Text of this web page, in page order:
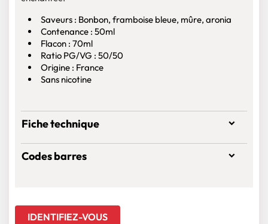
Saveurs : Bonbon, framboise bleue, mûre, aronia
Contenance : 50ml
Flacon : 70ml
Ratio PG/VG : 50/50
Origine : France
Sans nicotine
Fiche technique
Codes barres
IDENTIFIEZ-VOUS